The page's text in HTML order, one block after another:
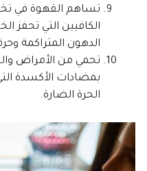
تساهم القهوة في
الكافيين التي تحفز
الدهون المتراكمة
تحمي من الأمراض
بمضادات الأكسدة
الحرة الضارة.